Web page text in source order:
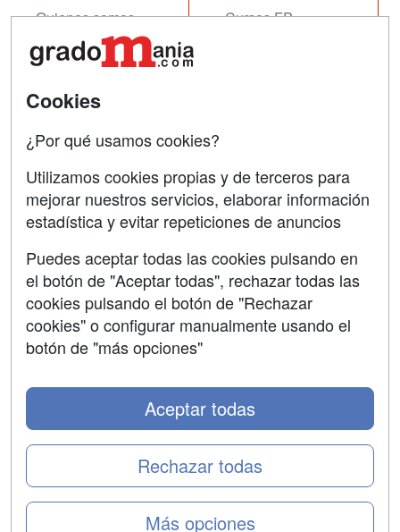
Quienes somos
Tarifas publicidad
Cursos FP
Contactar
Confidencialidad
Copyleft
SÍGUENOS EN:
Cookies
¿Por qué usamos cookies?
Utilizamos cookies propias y de terceros para
mejorar nuestros servicios, elaborar información
estadística y evitar repeticiones de anuncios
Puedes aceptar todas las cookies pulsando en
el botón de "Aceptar todas", rechazar todas las
cookies pulsando el botón de "Rechazar
cookies" o configurar manualmente usando el
botón de "más opciones"
Más opciones
Rechazar todas
Aceptar todas